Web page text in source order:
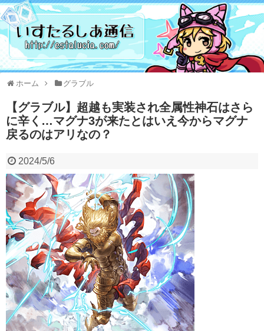
ホーム グラブル
【グラブル】超越も実装され全属性神石はさら
に辛く…マグナ3が来たとはいえ今からマグナ
戻るのはアリなの？
2024/5/6